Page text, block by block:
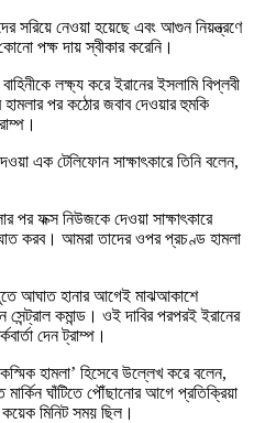
সরিয়ে নেওয়া হয়েছে এবং আগুন নিয়ন্ত্রণে
পক্ষ দায় স্বীকার করেনি।
লক্ষ্য করে ইরানের ইসলামি বিপ্লবী
হামলার পর কঠোর জবাব দেওয়ার হুমকি
এক টেলিফোন সাক্ষাৎকারে তিনি বলেন,
পর ফক্স নিউজকে দেওয়া সাক্ষাৎকারে
করব। আমরা তাদের ওপর প্রচণ্ড হামলা
আঘাত হানার আগেই মাঝআকাশে
সেন্ট্রাল কমান্ড। ওই দাবির পরপরই ইরানের
দেন ট্রাম্প।
হামলা’ হিসেবে উল্লেখ করে বলেন,
মার্কিন ঘাঁটিতে পৌঁছানোর আগে প্রতিক্রিয়া
কয়েক মিনিট সময় ছিল।